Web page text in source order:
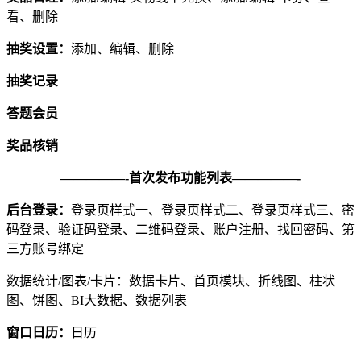
看、删除
抽奖设置： 添加、编辑、删除
抽奖记录
答题会员
奖品核销
—————-首次发布功能列表—————-
后台登录： 登录页样式一、登录页样式二、登录页样式三、密
码登录、验证码登录、二维码登录、账户注册、找回密码、第
三方账号绑定
数据统计/图表/卡片：数据卡片、首页模块、折线图、柱状
图、饼图、BI大数据、数据列表
窗口日历： 日历